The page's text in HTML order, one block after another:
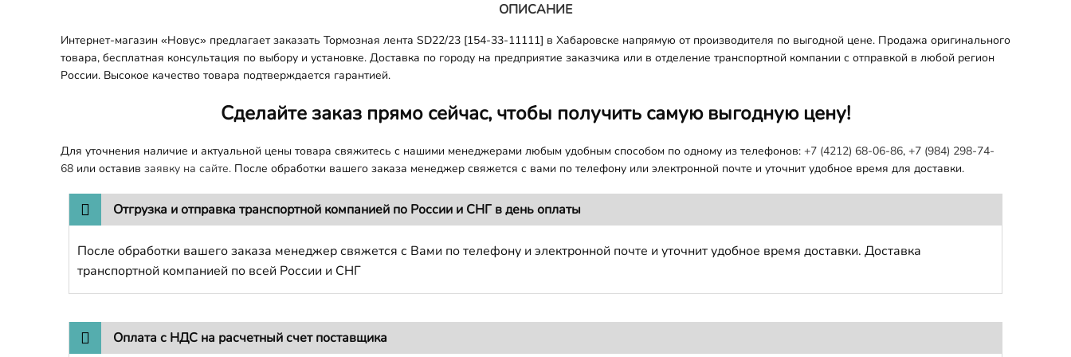
ОПИСАНИЕ
Интернет-магазин «Новус» предлагает заказать Тормозная лента SD22/23 [154-33-11111] в Хабаровске напрямую от производителя по выгодной цене. Продажа оригинального
товара, бесплатная консультация по выбору и установке. Доставка по городу на предприятие заказчика или в отделение транспортной компании с отправкой в любой регион
России. Высокое качество товара подтверждается гарантией.
Сделайте заказ прямо сейчас, чтобы получить самую выгодную цену!
Для уточнения наличие и актуальной цены товара свяжитесь с нашими менеджерами любым удобным способом по одному из телефонов: +7 (4212) 68-06-86, +7 (984) 298-74-
68 или оставив заявку на сайте. После обработки вашего заказа менеджер свяжется с вами по телефону или электронной почте и уточнит удобное время для доставки.
Отгрузка и отправка транспортной компанией по России и СНГ в день оплаты
После обработки вашего заказа менеджер свяжется с Вами по телефону и электронной почте и уточнит удобное время доставки. Доставка
транспортной компанией по всей России и СНГ
Оплата с НДС на расчетный счет поставщика